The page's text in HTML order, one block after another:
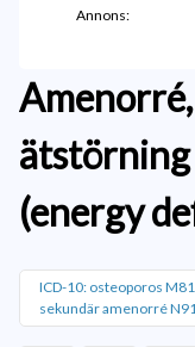
Annons:
(energy
ICD-10: osteoporos
sekundär amenorré